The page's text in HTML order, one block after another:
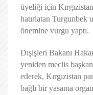
üyeliği için
hatırlatan Turgunbek
önemine vurgu yaptı.
Dışişleri Bakanı
yeniden meclis
ederek, Kırgızistan
bağlı bir yasama